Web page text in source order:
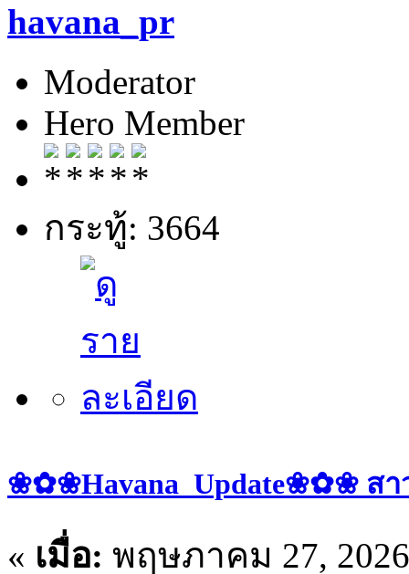
havana_pr
Moderator
Hero Member
กระทู้: 3664
❀✿❀Havana_Update❀✿❀ สา
« เมื่อ: พฤษภาคม 27,